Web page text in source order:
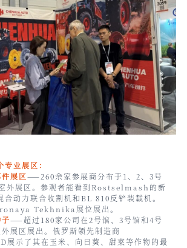
业展区：
展区——260余家参展商分布于1、2、3号
外展区。参观者能看到Rostselmash的新
合动力联合收割机和BL 810反铲装载机。
Tekhnika展位展出。
——超过180家公司在2号馆、3号馆和4号
展区展出。俄罗斯领先制造商
展示了其在玉米、向日葵、甜菜等作物的最